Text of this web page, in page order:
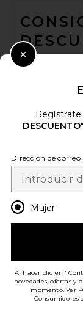
Citizens of
CITIZENS OF
CUANDO SE
CUALQUIER
ATENCIÓN
DESCUENTO*
Dirección de correo
Mujer
Al hacer clic en
novedades, ofertas y
momento. Ver
Consumidores
Close Modal